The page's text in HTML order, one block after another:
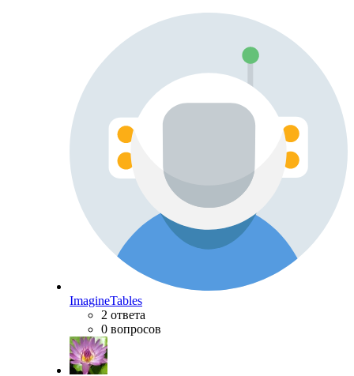
ImagineTables
2 ответа
0 вопросов